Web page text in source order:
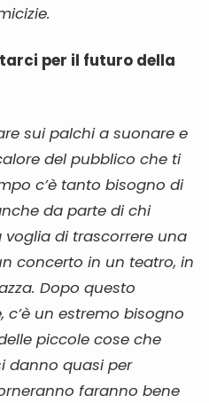
per il futuro della
sui palchi a suonare e
del pubblico che ti
c’è tanto bisogno di
da parte di chi
di trascorrere una
concerto in un teatro, in
Dopo questo
un estremo bisogno
piccole cose che
danno quasi per
faranno bene